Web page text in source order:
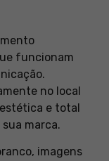
funcionam
no local
e total
marca.
imagens